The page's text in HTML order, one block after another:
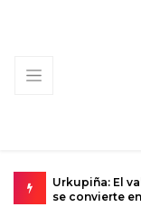
Urkupiña: El
se convierte